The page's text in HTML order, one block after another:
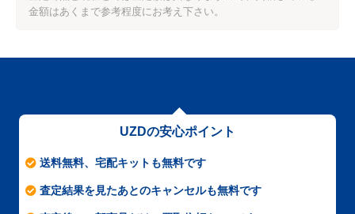
金額はあくまで参考程度にお考え下さい。
UZDの安心ポイント
送料無料、宅配キットも無料です
査定結果を見たあとのキャンセルも無料です